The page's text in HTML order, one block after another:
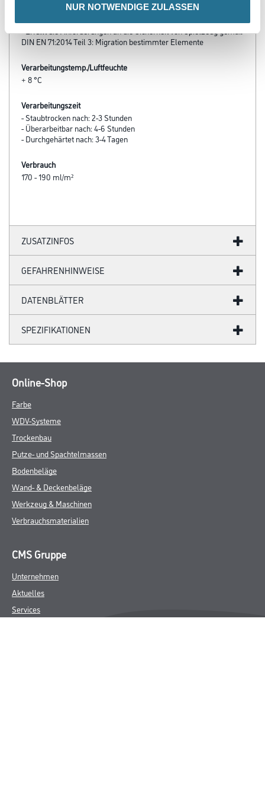
NUR NOTWENDIGE ZULASSEN
- Hohe Standfestigkeit (bis 200μm)
DIN EN 71:2014 Teil 3: Migration bestimmter Elemente
Verarbeitungstemp./Luftfeuchte
+ 8 °C
Verarbeitungszeit
- Staubtrocken nach: 2-3 Stunden
- Überarbeitbar nach: 4-6 Stunden
- Durchgehärtet nach: 3-4 Tagen
Verbrauch
170 - 190 ml/m²
ZUSATZINFOS
GEFAHRENHINWEISE
DATENBLÄTTER
SPEZIFIKATIONEN
Online-Shop
Farbe
WDV-Systeme
Trockenbau
Putze- und Spachtelmassen
Bodenbeläge
Wand- & Deckenbeläge
Werkzeug & Maschinen
Verbrauchsmaterialien
CMS Gruppe
Unternehmen
Aktuelles
Services